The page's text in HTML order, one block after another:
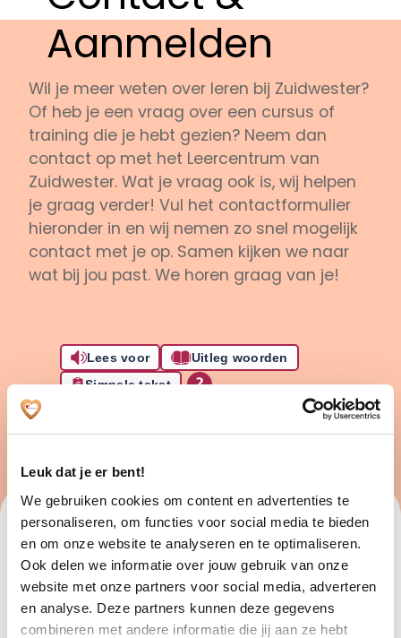
Leuk dat je er bent!
We gebruiken cookies om content en advertenties te
personaliseren, om functies voor social media te bieden
en om onze website te analyseren en te optimaliseren.
Ook delen we informatie over jouw gebruik van onze
website met onze partners voor social media, adverteren
en analyse. Deze partners kunnen deze gegevens
combineren met andere informatie die jij aan ze hebt
Aanmelden
Wil je meer weten over leren bij Zuidwester?
Of heb je een vraag over een cursus of
training die je hebt gezien? Neem dan
contact op met het Leercentrum van
Zuidwester. Wat je vraag ook is, wij helpen
je graag verder! Vul het contactformulier
hieronder in en wij nemen zo snel mogelijk
contact met je op. Samen kijken we naar
wat bij jou past. We horen graag van je!
Lees voor
Uitleg woorden
Simpele tekst
VOORNAAM
ACHTERNAAM